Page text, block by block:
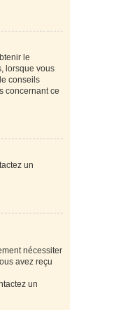
le
lorsque vous
conseils
concernant ce
un
nécessiter
avez reçu
un